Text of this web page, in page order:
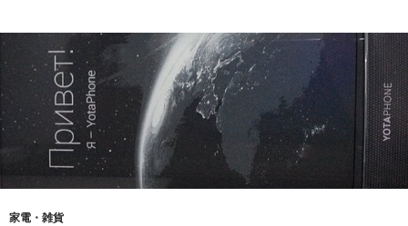
家電・雑貨